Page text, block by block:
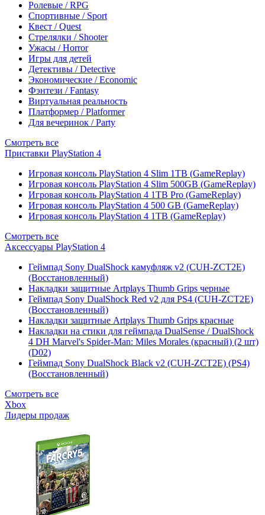
Ролевые / RPG
Спортивные / Sport
Квест / Quest
Стрелялки / Shooter
Ужасы / Horror
Игры для детей
Детективы / Detective
Экономические / Economic
Фэнтези / Fantasy
Виртуальная реальность
Платформер / Platformer
Для вечеринок / Party
Смотреть все
Приставки PlayStation 4
Игровая консоль PlayStation 4 Slim 1TB (GameReplay)
Игровая консоль PlayStation 4 Slim 500GB (GameReplay)
Игровая консоль PlayStation 4 1TB Pro (GameReplay)
Игровая консоль PlayStation 4 500 GB (GameReplay)
Игровая консоль PlayStation 4 1TB (GameReplay)
Смотреть все
Аксессуары PlayStation 4
Геймпад Sony DualShock камуфляж v2 (CUH-ZCT2E)
(Восстановленный)
Накладки защитные Artplays Thumb Grips черные
Геймпад Sony DualShock Red v2 для PS4 (CUH-ZCT2E)
(Восстановленный)
Накладки защитные Artplays Thumb Grips красные
Накладки на стики для геймпада DualSense / DualShock
4 DH Marvel's Spider-Man: Miles Morales (красный) (2 шт)
(D02)
Геймпад Sony DualShock Black v2 (CUH-ZCT2E) (PS4)
(Восстановленный)
Смотреть все
Xbox
Лидеры продаж